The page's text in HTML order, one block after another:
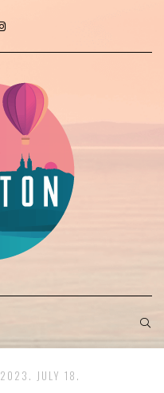
2023. JULY 18.